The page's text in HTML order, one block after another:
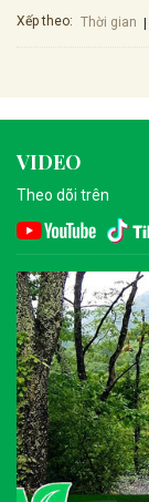
Xếp theo: Thời gian
VIDEO
Theo dõi trên